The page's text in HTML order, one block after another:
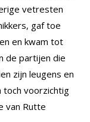
vetresten
gaf toe
en kwam tot
de partijen die
zijn leugens en
toch voorzichtig
van Rutte